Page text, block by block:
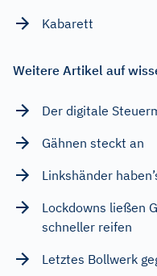
Kabarett
Weitere Artikel auf
Der digitale
Gähnen steckt an
Linkshänder
Lockdowns ließen
schneller reifen
Letztes Bollwerk